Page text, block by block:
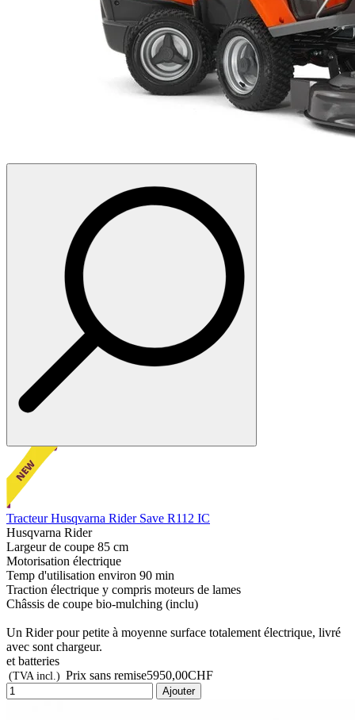
Tracteur Husqvarna Rider Save R112 IC
Husqvarna Rider
Largeur de coupe 85 cm
Motorisation électrique
Temp d'utilisation environ 90 min
Traction électrique y compris moteurs de lames
Châssis de coupe bio-mulching (inclu)
Un Rider pour petite à moyenne surface totalement électrique, livré
avec sont chargeur.
et batteries
(TVA incl.) Prix sans remise5950,00CHF
Ajouter